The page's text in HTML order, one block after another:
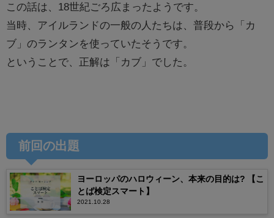
この話は、18世紀ごろ広まったようです。
当時、アイルランドの一般の人たちは、普段から「カ
ブ」のランタンを使っていたそうです。
ということで、正解は「カブ」でした。
前回の出題
ヨーロッパのハロウィーン、本来の目的は? 【こ
とば検定スマート】
2021.10.28